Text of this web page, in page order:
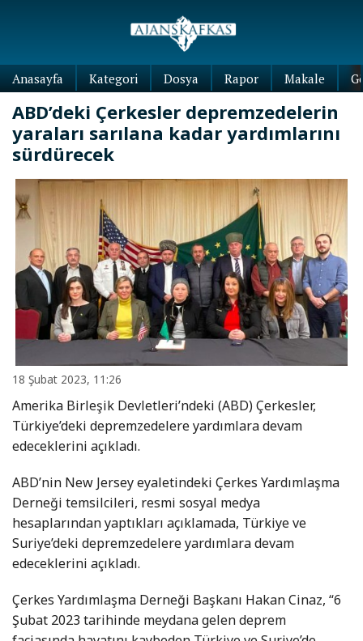
Anasayfa Kategori Dosya Rapor Makale
ABD’deki Çerkesler depremzedelerin
yaraları sarılana kadar yardımlarını
sürdürecek
18 Şubat 2023, 11:26
Amerika Birleşik Devletleri’ndeki (ABD) Çerkesler,
Türkiye’deki depremzedelere yardımlara devam
edeceklerini açıkladı.
ABD’nin New Jersey eyaletindeki Çerkes Yardımlaşma
Derneği temsilcileri, resmi sosyal medya
hesaplarından yaptıkları açıklamada, Türkiye ve
Suriye’deki depremzedelere yardımlara devam
edeceklerini açıkladı.
Çerkes Yardımlaşma Derneği Başkanı Hakan Cinaz, “6
Şubat 2023 tarihinde meydana gelen deprem